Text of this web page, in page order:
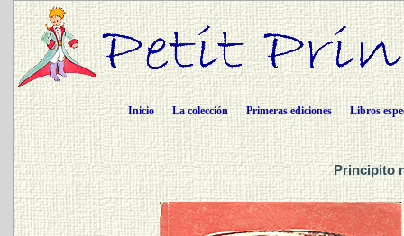
Inicio La colección Primeras ediciones Libros
Principito